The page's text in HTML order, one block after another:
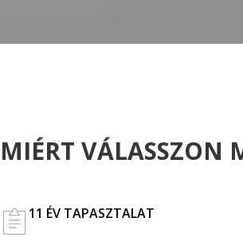
MIÉRT VÁLASSZON
11 ÉV TAPASZTALAT